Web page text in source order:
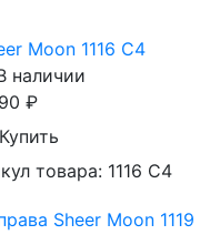
Moon 1116 C4
наличии
₽
Купить
товара: 1116 С4